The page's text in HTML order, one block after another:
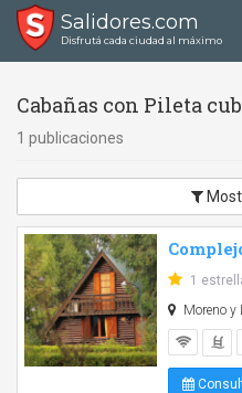
Salidores.com
Disfrutá cada ciudad al máximo
Cabañas con Pileta
1 publicaciones
1
Moreno y